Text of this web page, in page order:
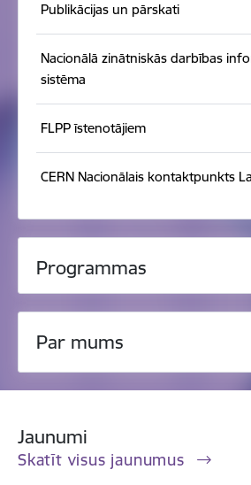
Publikācijas un pārskati
Nacionālā zinātniskās darbības
sistēma
FLPP īstenotājiem
CERN Nacionālais kontaktpunkts
Programmas
Par mums
Jaunumi
Skatīt visus jaunumus